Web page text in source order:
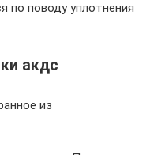
по поводу уплотнения
акдс
из